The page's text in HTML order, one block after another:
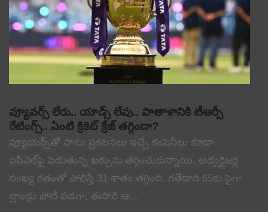
వ్యూవర్స్ లేరు.. యాడ్స్ లేవు.. పాతాళానికి టీఆర్పీ
రేటింగ్స్.. ఏంటి క్రికెట్ క్రేజ్ తగ్గిందా?
వ్యూయర్స్‌తో పాటు ప్రకటనలు ఇచ్చే కంపెనీలు కూడా
ఐపీఎల్‌పై పెడుతున్న ఖర్చును తగ్గించుకున్నాయి. అడ్వర్టైజర్ల
సంఖ్య గతంతో పోలిస్తే 31 శాతం తగ్గింది. గతేడాది 65కు పైగా
బ్రాండ్లు పోటీ పడగా, ఈసారి ఆ…